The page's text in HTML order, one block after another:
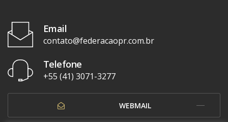
Email
contato@federacaopr.com.br
Telefone
+55 (41) 3071-3277
WEBMAIL